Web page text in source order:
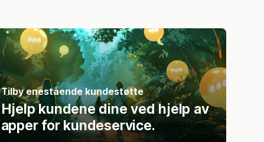
Tilby enestående kundestøtte
Hjelp kundene dine ved hjelp av
apper for kundeservice.